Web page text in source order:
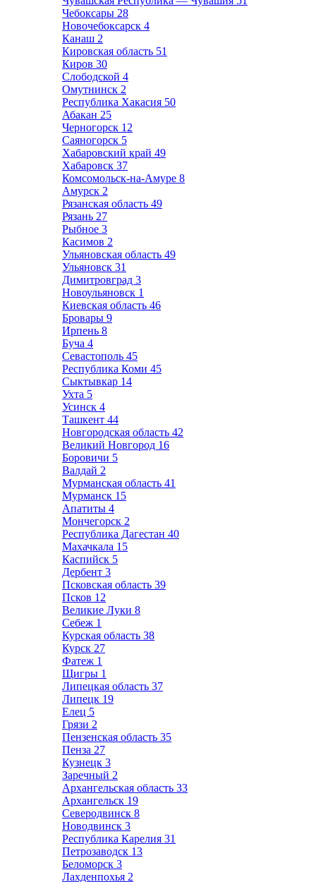
Чебоксары 28
Новочебоксарск 4
Канаш 2
Кировская область 51
Киров 30
Слободской 4
Омутнинск 2
Республика Хакасия 50
Абакан 25
Черногорск 12
Саяногорск 5
Хабаровский край 49
Хабаровск 37
Комсомольск-на-Амуре 8
Амурск 2
Рязанская область 49
Рязань 27
Рыбное 3
Касимов 2
Ульяновская область 49
Ульяновск 31
Димитровград 3
Новоульяновск 1
Киевская область 46
Бровары 9
Ирпень 8
Буча 4
Севастополь 45
Республика Коми 45
Сыктывкар 14
Ухта 5
Усинск 4
Ташкент 44
Новгородская область 42
Великий Новгород 16
Боровичи 5
Валдай 2
Мурманская область 41
Мурманск 15
Апатиты 4
Мончегорск 2
Республика Дагестан 40
Махачкала 15
Каспийск 5
Дербент 3
Псковская область 39
Псков 12
Великие Луки 8
Себеж 1
Курская область 38
Курск 27
Фатеж 1
Щигры 1
Липецкая область 37
Липецк 19
Елец 5
Грязи 2
Пензенская область 35
Пенза 27
Кузнецк 3
Заречный 2
Архангельская область 33
Архангельск 19
Северодвинск 8
Новодвинск 3
Республика Карелия 31
Петрозаводск 13
Беломорск 3
Лахденпохья 2